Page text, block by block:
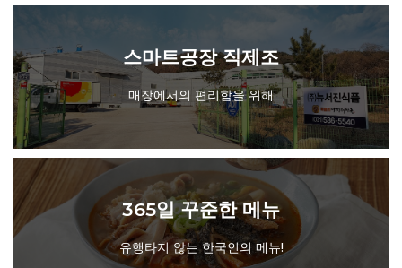
스마트공장 직제조
매장에서의 편리함을 위해
스마트공장 직제조
매장에서의 편리함을 위해
365일 꾸준한 메뉴
유행타지 않는 한국인의 메뉴!
365일 꾸준한 메뉴
지속적인 신메뉴개발까지!